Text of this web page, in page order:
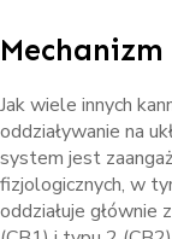
Mechanizm
Jak wiele innych
oddziaływanie na
system jest
fizjologicznych, w
oddziałuje głównie